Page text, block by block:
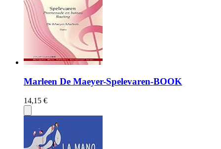
Marleen De Maeyer-Spelevaren-BOOK
14,15 €